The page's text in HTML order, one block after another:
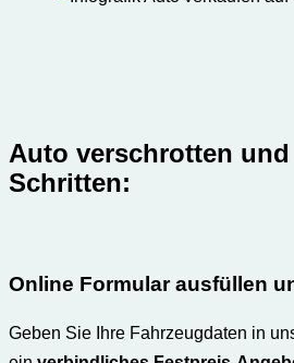
Auto verschrotten
Schritten:
Online Formular ausfüllen
Geben Sie Ihre Fahrzeugdaten in